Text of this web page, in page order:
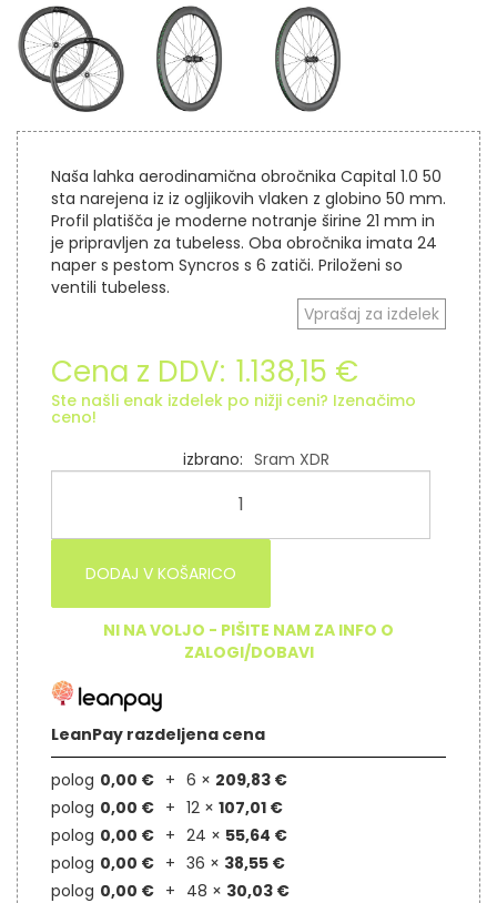
Naša lahka aerodinamična obročnika Capital 1.0 50
sta narejena iz iz ogljikovih vlaken z globino 50 mm.
Profil platišča je moderne notranje širine 21 mm in
je pripravljen za tubeless. Oba obročnika imata 24
naper s pestom Syncros s 6 zatiči. Priloženi so
ventili tubeless.
Vprašaj za izdelek
Cena z DDV: 1.138,15 €
Ste našli enak izdelek po nižji ceni? Izenačimo
ceno!
izbrano
Sram XDR
DODAJ V KOŠARICO
NI NA VOLJO - PIŠITE NAM ZA INFO O
ZALOGI/DOBAVI
LeanPay razdeljena cena
polog 0,00 € 6 × 209,83 €
polog 0,00 € 12 × 107,01 €
polog 0,00 € 24 × 55,64 €
polog 0,00 € 36 × 38,55 €
polog 0,00 € 48 × 30,03 €